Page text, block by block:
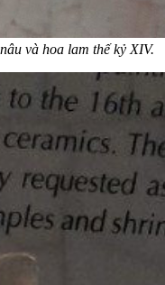
và hoa lam thế kỷ XIV.